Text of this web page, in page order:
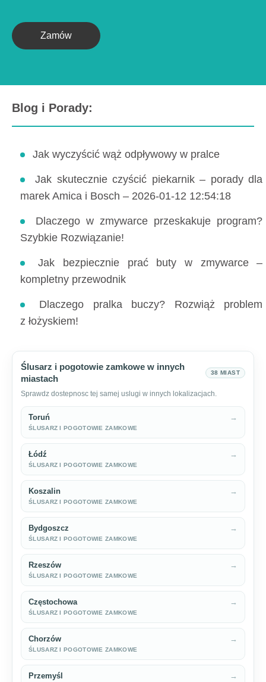
Zamów
Blog i Porady:
Jak wyczyścić wąż odpływowy w pralce
Jak skutecznie czyścić piekarnik – porady dla
marek Amica i Bosch – 2026-01-12 12:54:18
Dlaczego w zmywarce przeskakuje program?
Szybkie Rozwiązanie!
Jak bezpiecznie prać buty w zmywarce –
kompletny przewodnik
Dlaczego pralka buczy? Rozwiąż problem
z łożyskiem!
Ślusarz i pogotowie zamkowe w innych
miastach
38 MIAST
Sprawdz dostepnosc tej samej uslugi w innych lokalizacjach.
Toruń
ŚLUSARZ I POGOTOWIE ZAMKOWE
→
Łódź
ŚLUSARZ I POGOTOWIE ZAMKOWE
→
Koszalin
ŚLUSARZ I POGOTOWIE ZAMKOWE
→
Bydgoszcz
ŚLUSARZ I POGOTOWIE ZAMKOWE
→
Rzeszów
ŚLUSARZ I POGOTOWIE ZAMKOWE
→
Częstochowa
ŚLUSARZ I POGOTOWIE ZAMKOWE
→
Chorzów
ŚLUSARZ I POGOTOWIE ZAMKOWE
→
Przemyśl →